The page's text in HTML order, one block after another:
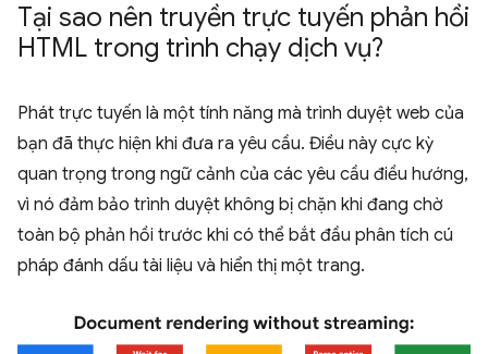
Tại sao nên truyền trực tuyến phản hồi
HTML trong trình chạy dịch vụ?
Phát trực tuyến là một tính năng mà trình duyệt web của
bạn đã thực hiện khi đưa ra yêu cầu. Điều này cực kỳ
quan trọng trong ngữ cảnh của các yêu cầu điều hướng,
vì nó đảm bảo trình duyệt không bị chặn khi đang chờ
toàn bộ phản hồi trước khi có thể bắt đầu phân tích cú
pháp đánh dấu tài liệu và hiển thị một trang.